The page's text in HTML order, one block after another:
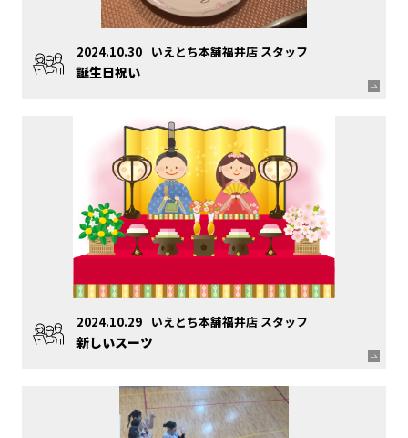
2024.10.30 いえとち本舗福井店 スタッフ
誕生日祝い
2024.10.29 いえとち本舗福井店 スタッフ
新しいスーツ